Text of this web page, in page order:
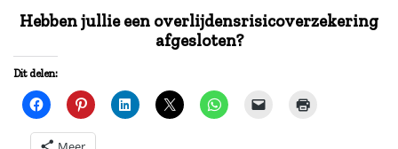
Hebben jullie een overlijdensrisicoverzekering
afgesloten?
Dit delen: